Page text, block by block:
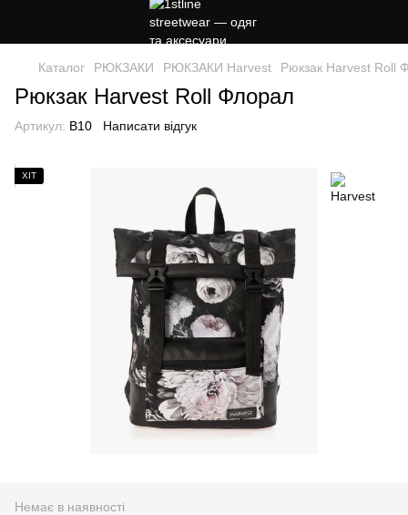
Каталог РЮКЗАКИ РЮКЗАКИ Harvest Рюкзак Harvest Roll
Рюкзак Harvest Roll Флорал
Артикул: B10 Написати відгук
ХІТ
Немає в наявності